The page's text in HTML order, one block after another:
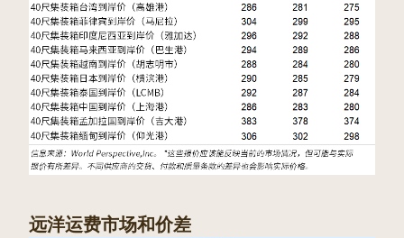
远洋运费市场和价差